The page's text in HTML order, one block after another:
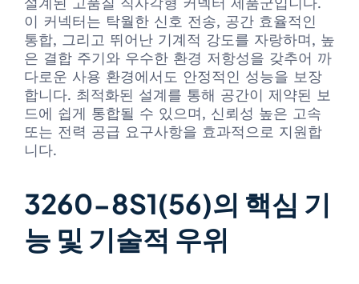
이 커넥터는 탁월한 신호 전송, 공간 효율적인
통합, 그리고 뛰어난 기계적 강도를 자랑하며, 높
은 결합 주기와 우수한 환경 저항성을 갖추어 까
다로운 사용 환경에서도 안정적인 성능을 보장
합니다. 최적화된 설계를 통해 공간이 제약된 보
드에 쉽게 통합될 수 있으며, 신뢰성 높은 고속
또는 전력 공급 요구사항을 효과적으로 지원합
니다.
3260-8S1(56)의 핵심 기
능 및 기술적 우위